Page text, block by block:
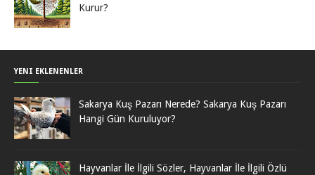
Kurur?
YENI EKLENENLER
Sakarya Kuş Pazarı Nerede? Sakarya Kuş Pazarı
Hangi Gün Kuruluyor?
Hayvanlar İle İlgili Sözler, Hayvanlar İle İlgili Özlü